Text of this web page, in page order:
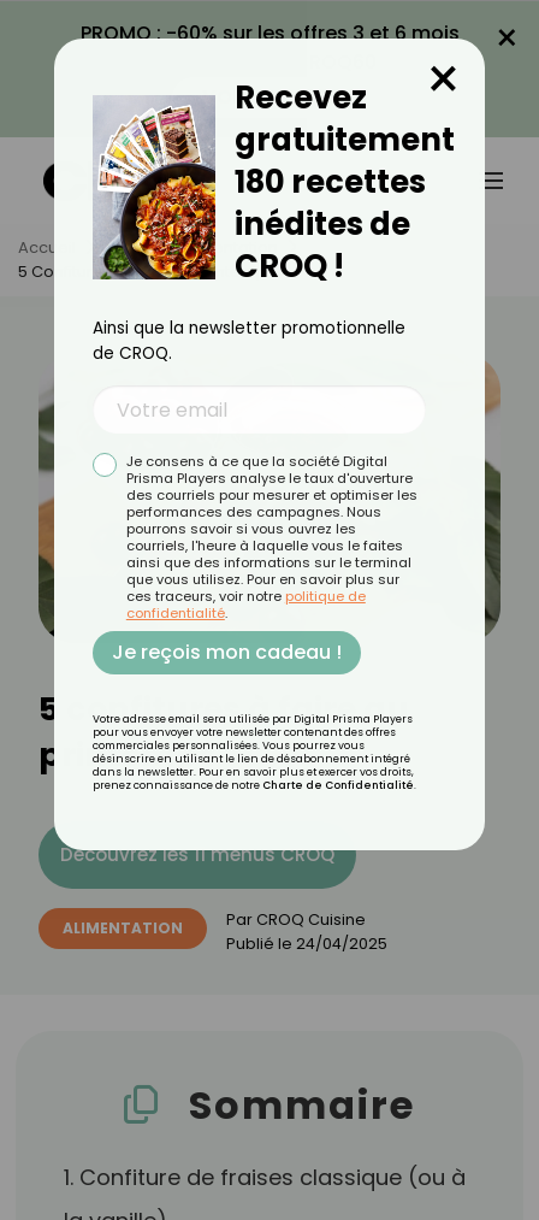
PROMO : -60% sur les offres 3 et 6 mois
VOIR LA PROMO
×
Accueil Actus
Alimentation
5 Confitures À Faire Au Printemps
5 confitures à faire au
printemps
Découvrez les 11 menus CROQ
ALIMENTATION Par CROQ Cuisine
Publié le 24/04/2025
Sommaire
1. Confiture de fraises classique (ou à
Recevez
gratuitement
180 recettes
inédites de
CROQ !
×
Ainsi que la newsletter promotionnelle
de CROQ.
Je consens à ce que la société Digital
Prisma Players analyse le taux d'ouverture
des courriels pour mesurer et optimiser les
performances des campagnes. Nous
pourrons savoir si vous ouvrez les
courriels, l'heure à laquelle vous le faites
ainsi que des informations sur le terminal
que vous utilisez. Pour en savoir plus sur
ces traceurs, voir notre politique de
confidentialité.
Je reçois mon cadeau !
Votre adresse email sera utilisée par Digital Prisma Players
pour vous envoyer votre newsletter contenant des offres
commerciales personnalisées. Vous pourrez vous
désinscrire en utilisant le lien de désabonnement intégré
dans la newsletter. Pour en savoir plus et exercer vos droits,
prenez connaissance de notre Charte de Confidentialité.